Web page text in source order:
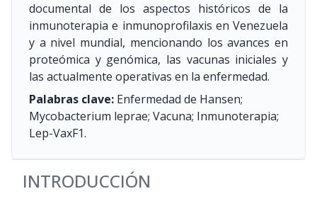
documental de los aspectos históricos de la
inmunoterapia e inmunoprofilaxis en Venezuela
y a nivel mundial, mencionando los avances en
proteómica y genómica, las vacunas iniciales y
las actualmente operativas en la enfermedad.
Palabras clave: Enfermedad de Hansen;
Mycobacterium leprae; Vacuna; Inmunoterapia;
Lep-VaxF1.
INTRODUCCIÓN